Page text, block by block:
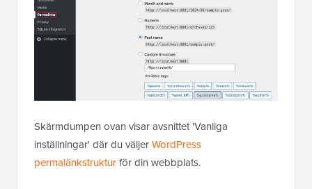
Skärmdumpen ovan visar avsnittet 'Vanliga
inställningar' där du väljerWordPress
permalänkstrukturför din webbplats.